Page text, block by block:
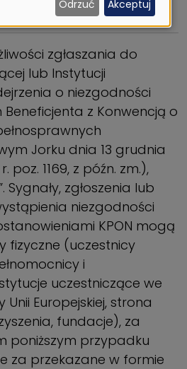
zgłaszania do
lub Instytucji
o niezgodności
Beneficjenta z Konwencją o
Jorku dnia 13 grudnia
poz. 1169, z późn. zm.),
Sygnały, zgłoszenia lub
niezgodności
KPON mogą
fizyczne (uczestnicy
i
uczestniczące we
Europejskiej, strona
fundacje), za
poniższym przypadku
za przekazane w formie
Odrzuć Akceptuj